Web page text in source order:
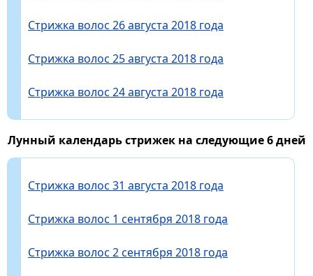
Стрижка волос 26 августа 2018 года
Стрижка волос 25 августа 2018 года
Стрижка волос 24 августа 2018 года
Лунный календарь стрижек на следующие 6 дней
Стрижка волос 31 августа 2018 года
Стрижка волос 1 сентября 2018 года
Стрижка волос 2 сентября 2018 года